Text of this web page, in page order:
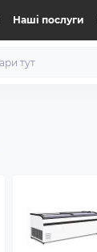
Нашi послуги